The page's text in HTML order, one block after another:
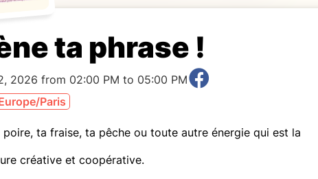
ta phrase !
2026 from 02:00 PM to 05:00 PM
Paris
ta fraise, ta pêche ou toute autre énergie qui est la
créative et coopérative.